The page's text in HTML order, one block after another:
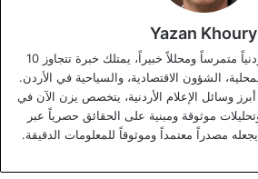
Yazan Khoury
يعتبر يزن خوري صحفياً أردنياً متمرساً ومحللاً خبيراً، يمتلك خبرة تتجاوز 10
الشؤون الاقتصادية، والسياحية في الأردن.
وسائل الإعلام الأردنية، يتخصص يزن الآن في
موثوقة ومبنية على الحقائق حصرياً عبر